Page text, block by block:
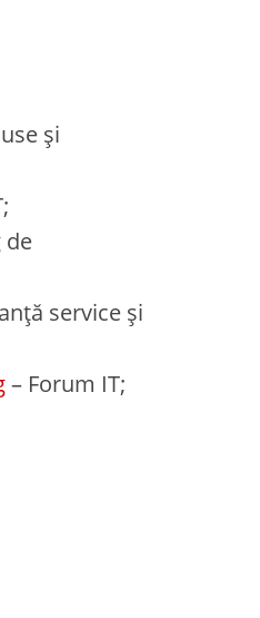
și
de
service și
– Forum IT;